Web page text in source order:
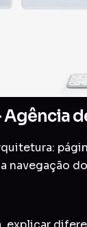
navegação